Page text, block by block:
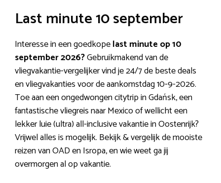
Last minute 10 september
Interesse in een goedkopelast minute op 10
september 2026?Gebruikmakend van de
vliegvakantie-vergelijker vind je 24/7 de beste deals
en vliegvakanties voor de aankomstdag 10-9-2026.
Toe aan een ongedwongen citytrip in Gdańsk, een
fantastische vliegreis naar Mexico of wellicht een
lekker luie (ultra) all-inclusive vakantie in Oostenrijk?
Vrijwel alles is mogelijk. Bekijk & vergelijk de mooiste
reizen van OAD en Isropa, en wie weet ga jij
overmorgen al op vakantie.